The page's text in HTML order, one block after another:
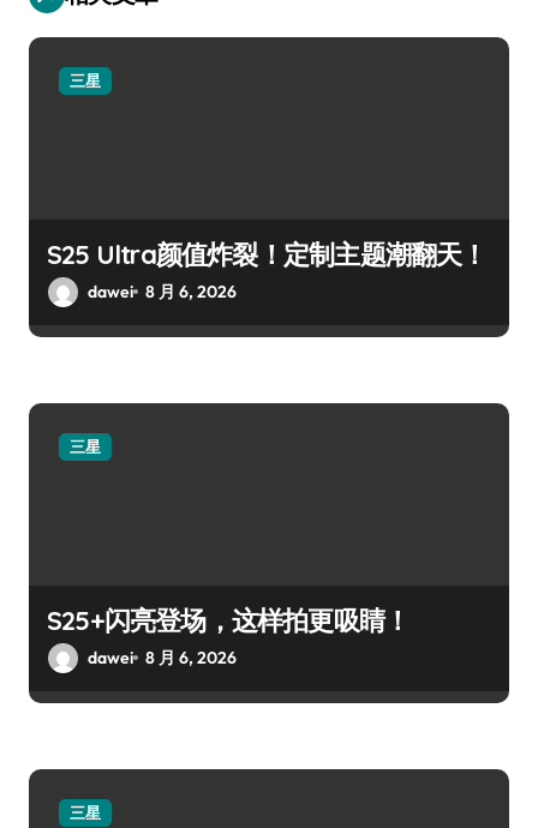
三星
S25 Ultra颜值炸裂！定制主题潮翻天！
dawei 8 月 6, 2026
三星
S25+闪亮登场，这样拍更吸睛！
dawei 8 月 6, 2026
三星